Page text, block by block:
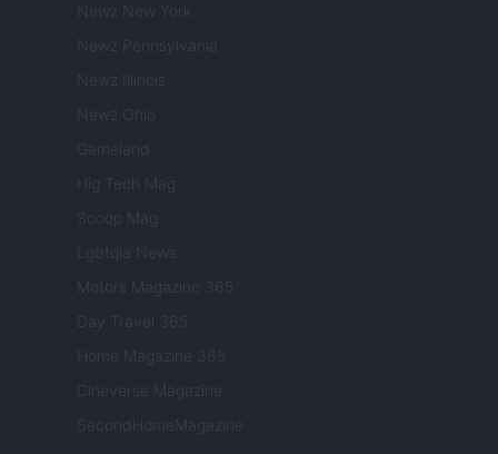
Newz New York
Newz Pennsylvania
Newz Illinois
Newz Ohio
Gameland
Hig Tech Mag
Scoop Mag
Lgbtqia News
Motors Magazine 365
Day Travel 365
Home Magazine 365
Cineverse Magazine
SecondHomeMagazine